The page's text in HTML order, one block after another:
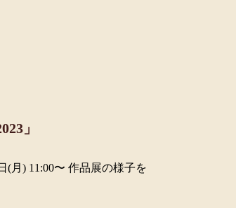
」
(月) 11:00〜 作品展の様子を